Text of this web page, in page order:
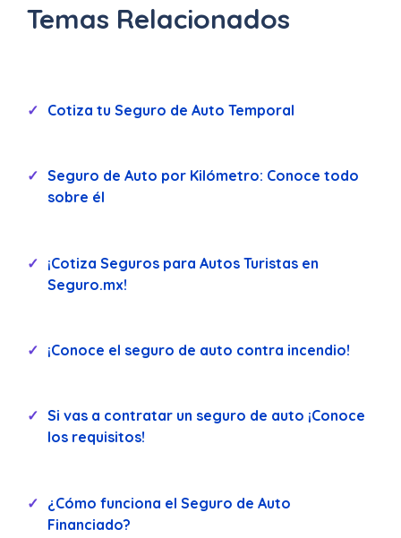
Temas Relacionados
Cotiza tu Seguro de Auto Temporal
Seguro de Auto por Kilómetro: Conoce todo
sobre él
¡Cotiza Seguros para Autos Turistas en
Seguro.mx!
¡Conoce el seguro de auto contra incendio!
Si vas a contratar un seguro de auto ¡Conoce
los requisitos!
¿Cómo funciona el Seguro de Auto
Financiado?